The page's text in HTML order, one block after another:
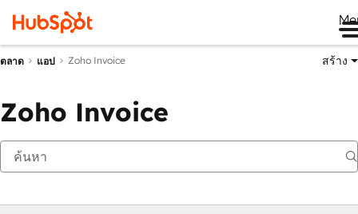
ตลาด แอป Zoho Invoice สร้าง
Zoho Invoice